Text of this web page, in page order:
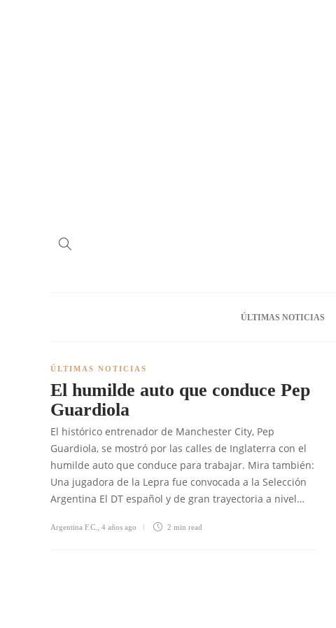
ÚLTIMAS NOTICIAS
ÚLTIMAS NOTICIAS
El humilde auto que conduce Pep
Guardiola
El histórico entrenador de Manchester City, Pep
Guardiola, se mostró por las calles de Inglaterra con el
humilde auto que conduce para trabajar. Mira también:
Una jugadora de la Lepra fue convocada a la Selección
Argentina El DT español y de gran trayectoria a nivel…
Argentina F.C. 4 años ago 2 min read